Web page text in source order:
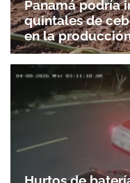
Panamá podría
quintales de
en la
Hurtos de